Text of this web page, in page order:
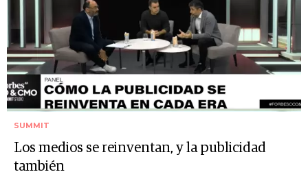
SUMMIT
Los medios se reinventan, y la publicidad
también